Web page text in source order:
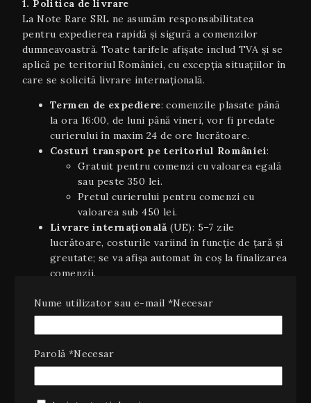
1. Politica de livrare
La Note Rare SRL ne asumăm responsabilitatea
pentru expedierea rapidă și sigură a comenzilor
dumneavoastră. Toate tarifele afișate includ TVA și se
aplică pe teritoriul României, cu excepția situaţiilor în
care se solicită livrare internaţională.
Termen de expediere: comenzile plasate până
la ora 16:00, de luni până vineri, vor fi predate
curierului în maxim 24 de ore lucrătoare.
Costuri transport pe teritoriul României:
Gratuit pentru comenzi cu valoarea egală
sau peste 350 lei.
Pretul curierului pentru comenzi cu
valoarea sub 450 lei.
Livrare internaţională (UE): 5–7 zile
lucrătoare, costurile variind în funcție de țară și
greutate; se va afișa automat în coș la finalizarea
comenzii.
pe teritoriul României, cu un cost suplimentar
de 10 lei (inclusiv TVA).
Estimări orientative: timpii de livrare sunt
orientativi şi pot varia în funcție de stoc,
disponibilitatea curierului sau condiții
Nume utilizator sau e-mail *Necesar
Parolă *Necesar